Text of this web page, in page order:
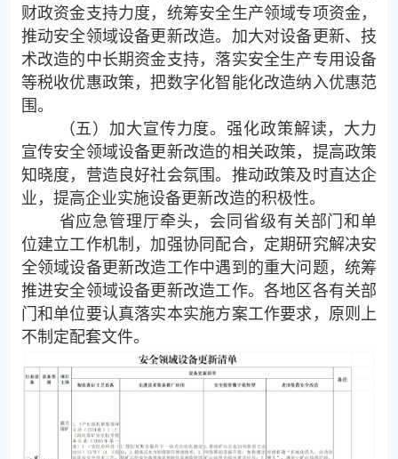
财政资金支持力度，统筹安全生产领域专项资金，
推动安全领域设备更新改造。加大对设备更新、技
术改造的中长期资金支持，落实安全生产专用设备
等税收优惠政策，把数字化智能化改造纳入优惠范
围。
（五）加大宣传力度。强化政策解读，大力
宣传安全领域设备更新改造的相关政策，提高政策
知晓度，营造良好社会氛围。推动政策及时直达企
业，提高企业实施设备更新改造的积极性。
省应急管理厅牵头，会同省级有关部门和单
位建立工作机制，加强协同配合，定期研究解决安
全领域设备更新改造工作中遇到的重大问题，统筹
推进安全领域设备更新改造工作。各地区各有关部
门和单位要认真落实本实施方案工作要求，原则上
不制定配套文件。